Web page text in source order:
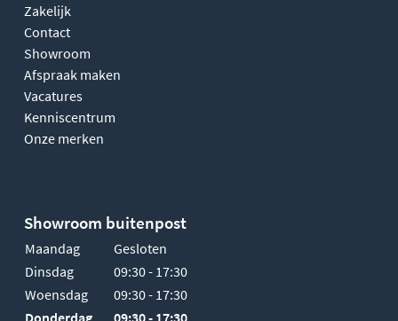
Zakelijk
Contact
Showroom
Afspraak maken
Vacatures
Kenniscentrum
Onze merken
Showroom buitenpost
Maandag
Gesloten
Dinsdag
09:30 - 17:30
Woensdag
09:30 - 17:30
Donderdag
09:30 - 17:30